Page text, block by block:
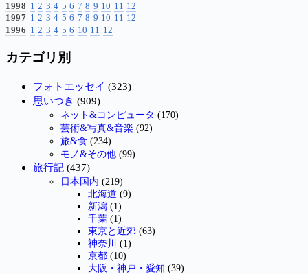
1998 1 2 3 4 5 6 7 8 9 10 11 12
1997 1 2 3 4 5 6 7 8 9 10 11 12
1996 1 2 3 4 5 6 10 11 12
カテゴリ別
フォトエッセイ (323)
思いつき (909)
ネット&コンピュータ (170)
芸術&写真&音楽 (92)
旅&食 (234)
モノ&その他 (99)
旅行記 (437)
日本国内 (219)
北海道 (9)
新潟 (1)
千葉 (1)
東京と近郊 (63)
神奈川
(1)
京都 (10)
大阪・神戸・愛知 (39)